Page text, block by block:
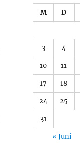
M D
3 4
10 11
17 18
24 25
31
« Juni